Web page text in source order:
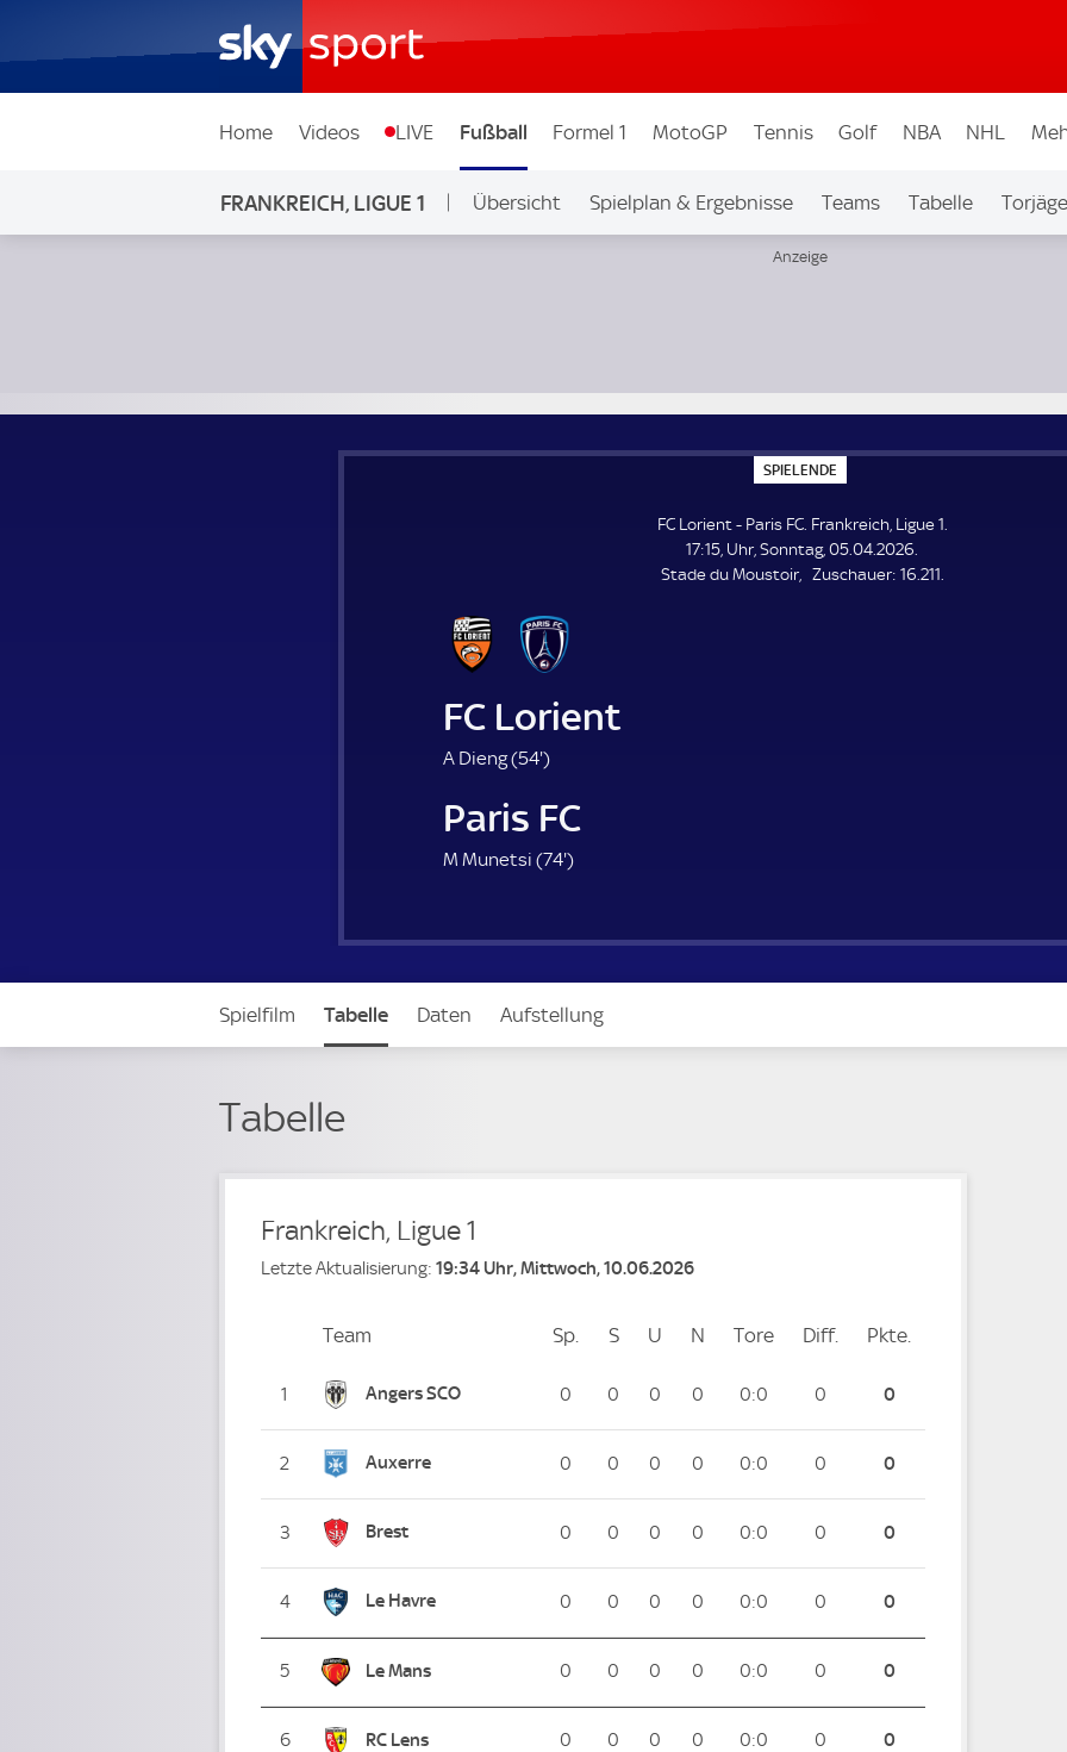
Home Videos LIVE Fußball Formel 1 MotoGP Tennis Golf NBA NHL
FRANKREICH, LIGUE 1 Übersicht Spielplan & Ergebnisse Teams Tabelle
SPIELENDE
P
E
L
E
N
FC Lorient - Paris FC. Frankreich, Ligue 1.
17:15, Uhr, Sonntag, 05.04.2026.
Stade du Moustoir
Zuschauer: Z
16.211.
FC Lorient
A Dieng (54'5
.
m
i
t
)
Paris FC
M Munetsi (74'7
m
n
u
)
Spielfilm Tabelle Daten Aufstellung
Tabelle
Frankreich, Ligue 1
Letzte Aktualisierung: 19:34 Uhr, Mittwoch, 10.06.2026
PlatzTeam Sp. Spiele
SSiege
U Unentschieden
N Niederlagen
Tore ToreDiff. Differenz
Pkte.
1 Angers SCO 0 0 0 0 0:0 0 0
2 Auxerre 0 0 0 0 0:0 0 0
3 Brest 0 0 0 0 0:0 0 0
4 Le Havre 0 0 0 0 0:0 0 0
5 Le Mans 0 0 0 0 0:0 0 0
6 RC Lens 0 0 0 0 0:0 0 0